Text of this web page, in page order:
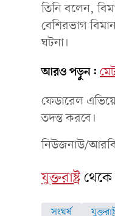
তিনি বলেন,
বেশিরভাগ
ঘটনা।
আরও পড়ুন:
ফেডারেল
তদন্ত করবে।
নিউজনাউ/
যুক্তরাষ্ট্র
সংঘর্ষ